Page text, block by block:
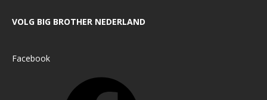
VOLG BIG BROTHER NEDERLAND
Facebook